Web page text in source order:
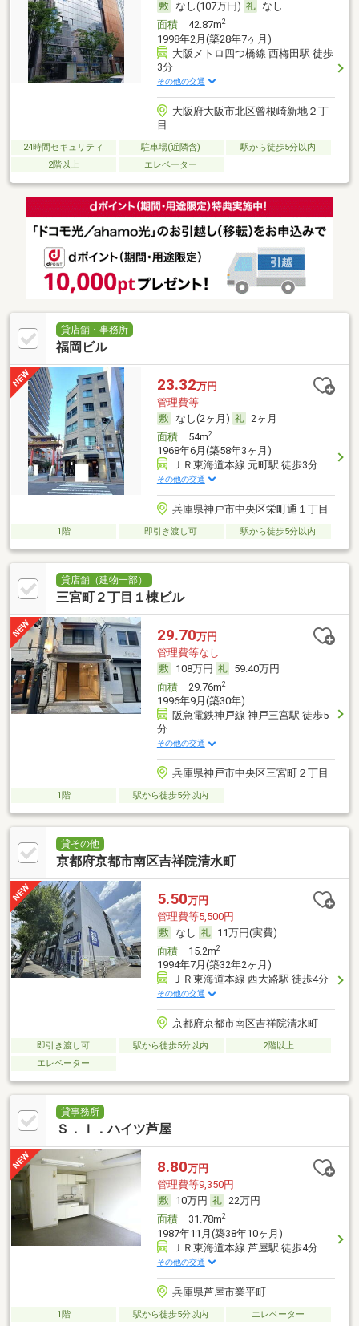
なし(107万円)
なし
面積42.87m2
1998年2月(築28年7ヶ月)
大阪メトロ四つ橋線 西梅田駅 徒歩
3分
その他の交通
大阪府大阪市北区曾根崎新地２丁
目
24時間セキュリティ 駐車場(近隣含)
駅から徒歩5分以内
2階以上
エレベーター
貸店舗・事務所
福岡ビル
23.32万円
管理費等-
なし(2ヶ月)
2ヶ月
面積54m2
1968年6月(築58年3ヶ月)
ＪＲ東海道本線 元町駅 徒歩3分
その他の交通
兵庫県神戸市中央区栄町通１丁目
1階 即引き渡し可 駅から徒歩5分以内
貸店舗（建物一部）
三宮町２丁目１棟ビル
29.70万円
管理費等なし
108万円
59.40万円
面積29.76m2
1996年9月(築30年)
阪急電鉄神戸線 神戸三宮駅 徒歩5
分
その他の交通
兵庫県神戸市中央区三宮町２丁目
1階 駅から徒歩5分以内
貸その他
京都府京都市南区吉祥院清水町
5.50万円
管理費等5,500円
なし
11万円(実費)
面積15.2m2
1994年7月(築32年2ヶ月)
ＪＲ東海道本線 西大路駅 徒歩4分
その他の交通
京都府京都市南区吉祥院清水町
即引き渡し可 駅から徒歩5分以内
2階以上
エレベーター
貸事務所
Ｓ．Ｉ．ハイツ芦屋
8.80万円
管理費等9,350円
10万円
22万円
面積31.78m2
1987年11月(築38年10ヶ月)
ＪＲ東海道本線 芦屋駅 徒歩4分
その他の交通
兵庫県芦屋市業平町
1階 駅から徒歩5分以内 エレベーター